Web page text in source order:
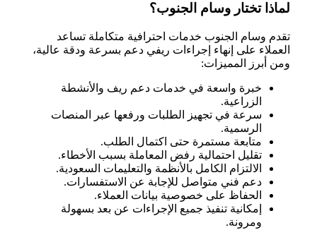
لماذا تختار وسام الجنوب؟
تقدم وسام الجنوب خدمات احترافية متكاملة تساعد
العملاء على إنهاء إجراءات ريفي دعم بسرعة ودقة عالية،
ومن أبرز المميزات:
خبرة واسعة في خدمات دعم ريف والأنشطة
الزراعية.
سرعة في تجهيز الطلبات ورفعها عبر المنصات
الرسمية.
متابعة مستمرة حتى اكتمال الطلب.
تقليل احتمالية رفض المعاملة بسبب الأخطاء.
الالتزام الكامل بالأنظمة والتعليمات السعودية.
دعم فني متواصل للإجابة عن الاستفسارات.
الحفاظ على خصوصية بيانات العملاء.
إمكانية تنفيذ جميع الإجراءات عن بعد بسهولة
ومرونة.